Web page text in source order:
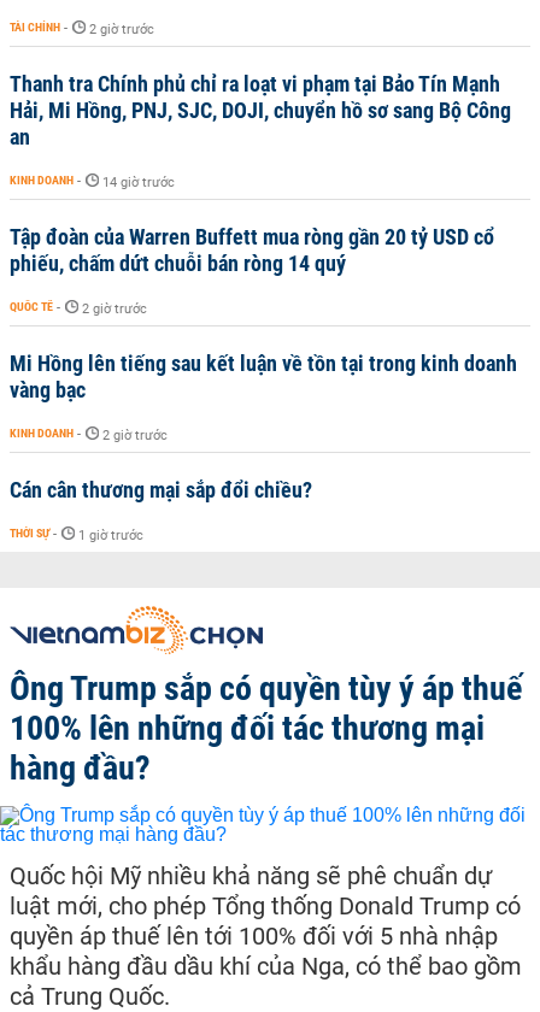
TÀI CHÍNH - 2 giờ trước
Thanh tra Chính phủ chỉ ra loạt vi phạm tại Bảo Tín Mạnh
Hải, Mi Hồng, PNJ, SJC, DOJI, chuyển hồ sơ sang Bộ Công
an
KINH DOANH - 14 giờ trước
Tập đoàn của Warren Buffett mua ròng gần 20 tỷ USD cổ
phiếu, chấm dứt chuỗi bán ròng 14 quý
QUỐC TẾ - 2 giờ trước
Mi Hồng lên tiếng sau kết luận về tồn tại trong kinh doanh
vàng bạc
KINH DOANH - 2 giờ trước
Cán cân thương mại sắp đổi chiều?
THỜI SỰ - 1 giờ trước
Ông Trump sắp có quyền tùy ý áp thuế
100% lên những đối tác thương mại
hàng đầu?
Quốc hội Mỹ nhiều khả năng sẽ phê chuẩn dự
luật mới, cho phép Tổng thống Donald Trump có
quyền áp thuế lên tới 100% đối với 5 nhà nhập
khẩu hàng đầu dầu khí của Nga, có thể bao gồm
cả Trung Quốc.